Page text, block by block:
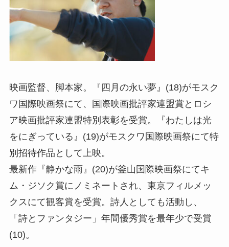
映画監督、脚本家。『四月の永い夢』(18)がモスク
ワ国際映画祭にて、国際映画批評家連盟賞とロシ
ア映画批評家連盟特別表彰を受賞。『わたしは光
をにぎっている』(19)がモスクワ国際映画祭にて特
別招待作品として上映。
最新作『静かな雨』(20)が釜山国際映画祭にてキ
ム・ジソク賞にノミネートされ、東京フィルメッ
クスにて観客賞を受賞。詩人としても活動し、
「詩とファンタジー」年間優秀賞を最年少で受賞
(10)。